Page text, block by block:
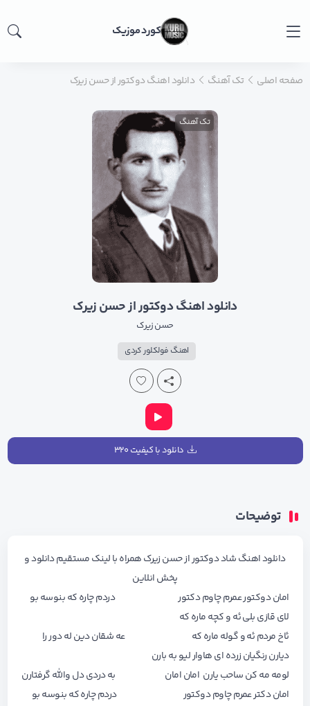
کورد موزیک
صفحه اصلی تک آهنگ دانلود اهنگ دوکتور از حسن زیرک
تک آهنگ
دانلود اهنگ دوکتور از حسن زیرک
حسن زیرک
اهنگ فولکلور کردی
دانلود با کیفیت ۳۲۰
توضیحات
دانلود اهنگ شاد دوکتور از حسن زیرک همراه با لینک مستقیم دانلود و
پخش انلاین
امان دوکتور عمرم چاوم دکتور دردم چاره که بنوسه بو
لای قازی بلی ئه و کچه ماره که
ئاخ مردم ئه و گوله ماره که عه شقان دین له دور را
دیارن رنگیان زرده ای هاوار لیو به بارن
لومه مه کن ساحب یارن امان امان به دردی دل والله گرفتارن
امان دکتر عمرم چاوم دوکتور دردم چاره که بنوسه بو